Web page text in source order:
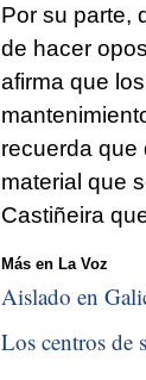
Por su parte,
de hacer
afirma que
recuerda que
material que
Castiñeira
Más en La Voz
Aislado en
Los centros de